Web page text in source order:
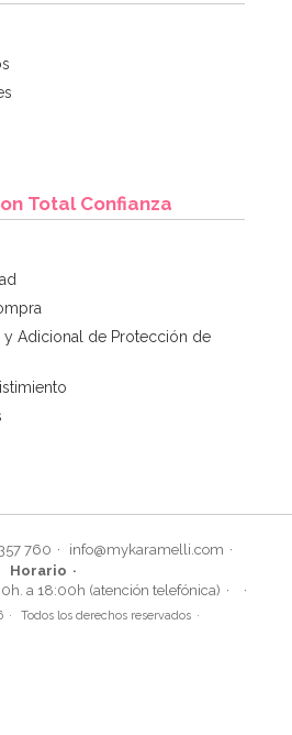
Honeycomb
AÑADIR
19,5 cm
Total Confianza
y Adicional de Protección de
760
info@mykaramelli.com
Horario
a 18:00h (atención telefónica)
Todos los derechos reservados